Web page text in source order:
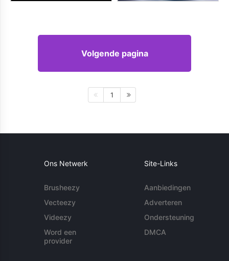
Volgende pagina
1
Ons Netwerk
Brusheezy
Vecteezy
Videezy
Word een
provider
Site-Links
Aanbiedingen
Adverteren
Ondersteuning
DMCA